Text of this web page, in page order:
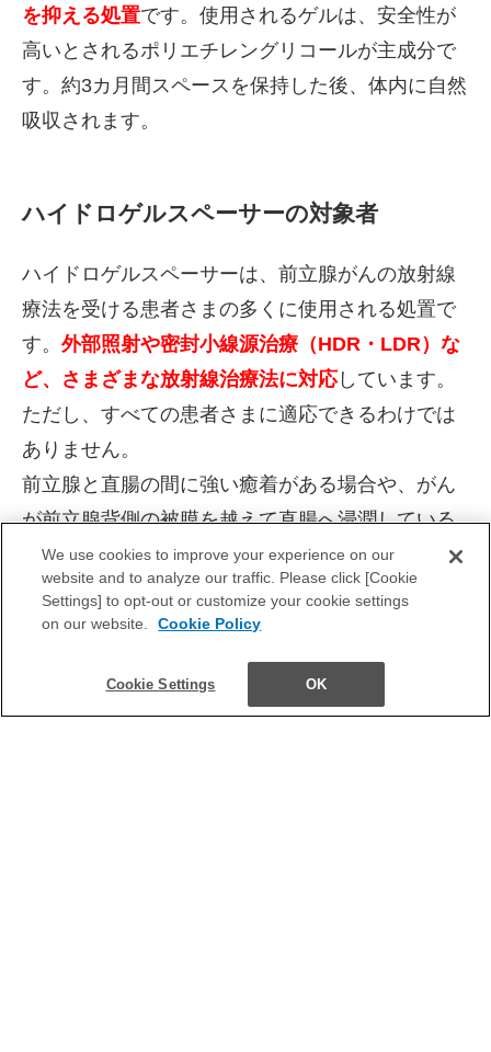
を抑える処置です。使用されるゲルは、安全性が
高いとされるポリエチレングリコールが主成分で
す。約3カ月間スペースを保持した後、体内に自然
吸収されます。
ハイドロゲルスペーサーの対象者
ハイドロゲルスペーサーは、前立腺がんの放射線
療法を受ける患者さまの多くに使用される処置で
す。 外部照射や密封小線源治療（HDR・LDR）な
ど、さまざまな放射線治療法に対応しています。
ただし、すべての患者さまに適応できるわけでは
ありません。
前立腺と直腸の間に強い癒着がある場合や、がん
が前立腺背側の被膜を越えて直腸へ浸潤している
場合は、ハイドロゲルスペーサーの挿入が困難で
あったり、がんを播種させる可能性があるため、
慎重に適用する必要があります。また、全身状態
が悪く処置によるリスクが高いと判断された方に
ついても、適応外となる可能性があります。
We use cookies to improve your experience on our
website and to analyze our traffic. Please click [Cookie
Settings] to opt-out or customize your cookie settings
on our website.
Cookie Policy
Cookie Settings OK